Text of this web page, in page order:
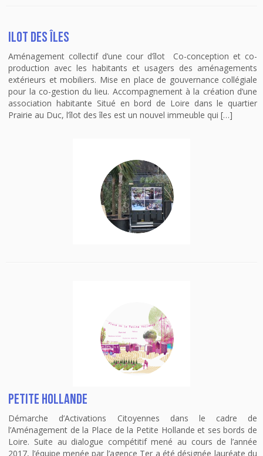
Ilot des îles
Aménagement collectif d’une cour d’îlot Co-conception et co-
production avec les habitants et usagers des aménagements
extérieurs et mobiliers. Mise en place de gouvernance collégiale
pour la co-gestion du lieu. Accompagnement à la création d’une
association habitante Situé en bord de Loire dans le quartier
Prairie au Duc, l’îlot des îles est un nouvel immeuble qui […]
Petite Hollande
Démarche d’Activations Citoyennes dans le cadre de
l’Aménagement de la Place de la Petite Hollande et ses bords de
Loire. Suite au dialogue compétitif mené au cours de l’année
2017, l’équipe menée par l’agence Ter a été désignée lauréate du